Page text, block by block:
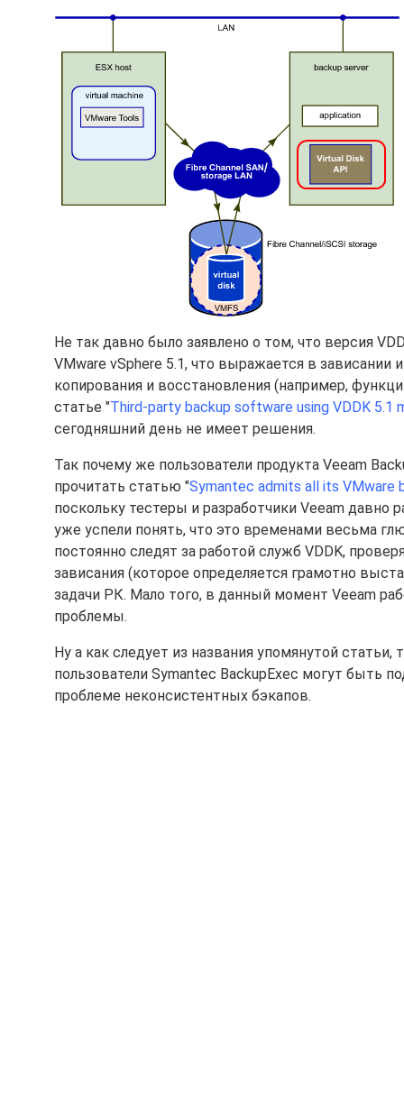
Не так давно было заявлено о том, что версия
VMware vSphere 5.1, что выражается в
копирования и восстановления (например,
статье "Third-party backup software using VDDK
сегодняшний день не имеет решения.
Так почему же пользователи продукта Veeam
прочитать статью "Symantec admits all its VMware
поскольку тестеры и разработчики Veeam
уже успели понять, что это временами весьма
постоянно следят за работой служб VDDK,
зависания (которое определяется грамотно
задачи РК. Мало того, в данный момент Veeam
проблемы.
Ну а как следует из названия упомянутой
пользователи Symantec BackupExec могут быть
проблеме неконсистентных бэкапов.